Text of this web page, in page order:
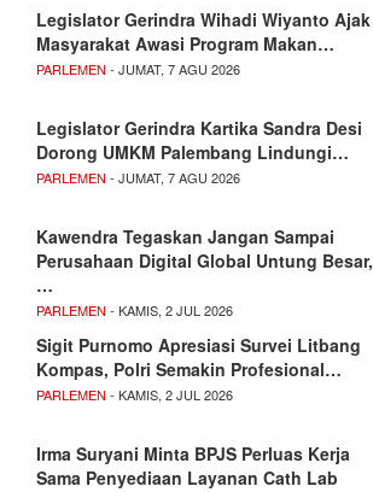
Legislator Gerindra Wihadi Wiyanto Ajak
Masyarakat Awasi Program Makan…
PARLEMEN - JUMAT, 7 AGU 2026
Legislator Gerindra Kartika Sandra Desi
Dorong UMKM Palembang Lindungi…
PARLEMEN - JUMAT, 7 AGU 2026
Kawendra Tegaskan Jangan Sampai
Perusahaan Digital Global Untung Besar,
…
PARLEMEN - KAMIS, 2 JUL 2026
Sigit Purnomo Apresiasi Survei Litbang
Kompas, Polri Semakin Profesional…
PARLEMEN - KAMIS, 2 JUL 2026
Irma Suryani Minta BPJS Perluas Kerja
Sama Penyediaan Layanan Cath Lab